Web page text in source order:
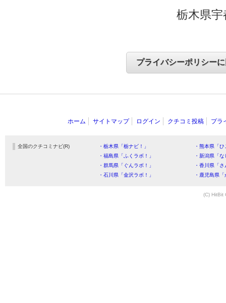
栃木県
ホーム サイトマップ ログイン クチコミ投稿 プラ
全国のクチコミナビ(R) ・栃木県「栃ナビ！」
・熊本県「
・福島県「ふくラボ！」
・新潟県「
・群馬県「ぐんラボ！」
・香川県「
・石川県「金沢ラボ！」
・鹿児島県
(C) HitBit